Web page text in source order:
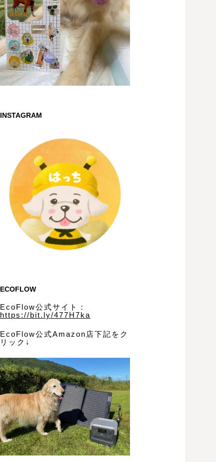
INSTAGRAM
ECOFLOW
EcoFlow公式サイト：
https://bit.ly/477H7ka
EcoFlow公式Amazon店下記をク
リック↓